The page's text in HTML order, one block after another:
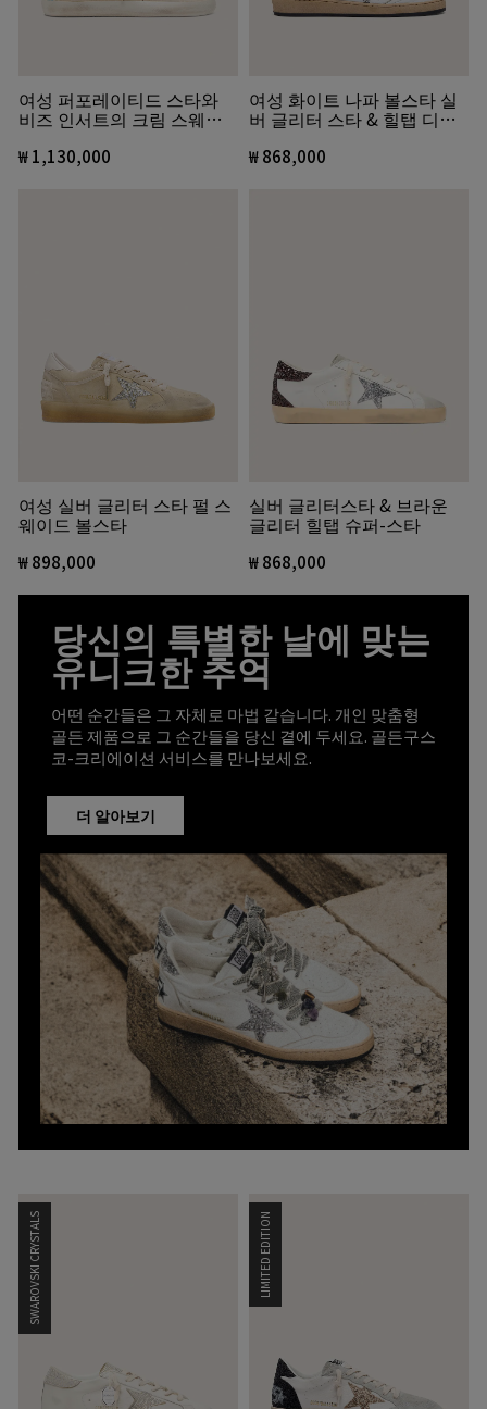
여성 퍼포레이티드 스타와
비즈 인서트의 크림 스웨이
₩ 1,130,000
여성 화이트 나파 볼스타 실
버 글리터 스타 & 힐탭 디테
₩ 868,000
여성 실버 글리터 스타 펄 스
웨이드 볼스타
₩ 898,000
실버 글리터스타 & 브라운
글리터 힐탭 슈퍼-스타
₩ 868,000
당신의 특별한 날에 맞는
유니크한 추억
어떤 순간들은 그 자체로 마법 같습니다. 개인 맞춤형
골든 제품으로 그 순간들을 당신 곁에 두세요. 골든구스
코-크리에이션 서비스를 만나보세요.
더 알아보기
SWAROVSKI CRYSTALS LIMITED EDITION